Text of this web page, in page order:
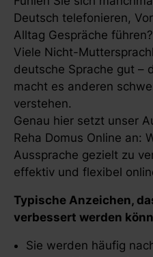
Deutsch telefonieren,
Alltag Gespräche führen?
Viele Nicht-
deutsche Sprache gut –
macht es anderen
verstehen.
Genau hier setzt unser
Reha Domus Online an:
Aussprache gezielt zu
effektiv und flexibel
Typische Anzeichen,
verbessert werden
Sie werden häufig